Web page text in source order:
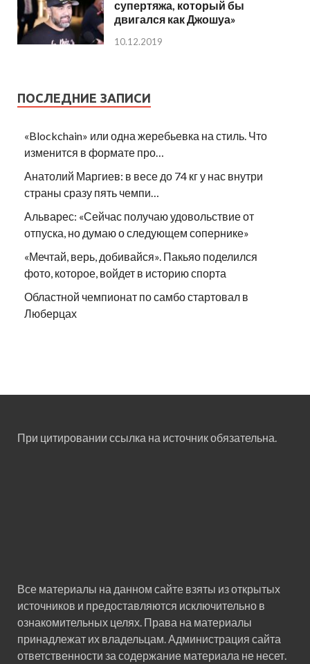
супертяжа, который бы
двигался как Джошуа»
10.12.2019
ПОСЛЕДНИЕ ЗАПИСИ
«Blockchain» или одна жеребьевка на стиль. Что
изменится в формате про…
Анатолий Маргиев: в весе до 74 кг у нас внутри
страны сразу пять чемпи…
Альварес: «Сейчас получаю удовольствие от
отпуска, но думаю о следующем сопернике»
«Мечтай, верь, добивайся». Пакьяо поделился
фото, которое, войдет в историю спорта
Областной чемпионат по самбо стартовал в
Люберцах
При цитировании ссылка на источник обязательна.
Все материалы на данном сайте взяты из открытых
источников и предоставляются исключительно в
ознакомительных целях. Права на материалы
принадлежат их владельцам. Администрация сайта
ответственности за содержание материала не несет.